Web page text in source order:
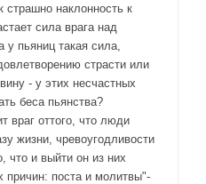
страшно наклонность к
сила врага над
у пьяниц такая сила,
страсти или
- у этих несчастных
беса пьянства?
враг оттого, что люди
жизни, чревоугодливости
что и выйти он из них
причин: поста и молитвы"-